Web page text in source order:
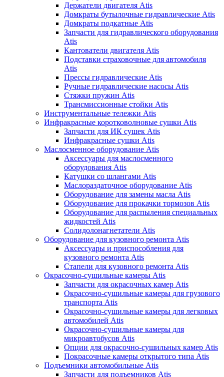
Держатели двигателя Atis
Домкраты бутылочные гидравлические Atis
Домкраты подкатные Atis
Запчасти для гидравлического оборудования
Atis
Кантователи двигателя Atis
Подставки страховочные для автомобиля
Atis
Прессы гидравлические Atis
Ручные гидравлические насосы Atis
Стяжки пружин Atis
Трансмиссионные стойки Atis
Инструментальные тележки Atis
Инфракрасные коротковолновые сушки Atis
Запчасти для ИК сушек Atis
Инфракрасные сушки Atis
Маслосменное оборудование Atis
Аксессуары для маслосменного
оборудования Atis
Катушки со шлангами Atis
Маслораздаточное оборудование Atis
Оборудование для замены масла Atis
Оборудование для прокачки тормозов Atis
Оборудование для распыления специальных
жидкостей Atis
Солидолонагнетатели Atis
Оборудование для кузовного ремонта Atis
Аксессуары и приспособления для
кузовного ремонта Atis
Стапели для кузовного ремонта Atis
Окрасочно-сушильные камеры Atis
Запчасти для окрасочных камер Atis
Окрасочно-сушильные камеры для грузового
транспорта Atis
Окрасочно-сушильные камеры для легковых
автомобилей Atis
Окрасочно-сушильные камеры для
микроавтобусов Atis
Опции для окрасочно-сушильных камер Atis
Покрасочные камеры открытого типа Atis
Подъемники автомобильные Atis
Запчасти для подъемников Atis